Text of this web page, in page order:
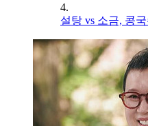
4.
설탕 vs 소금, 콩